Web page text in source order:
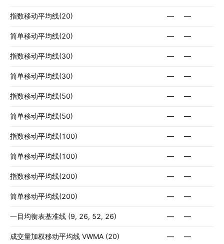
指数移动平均线(20) — —
简单移动平均线(20) — —
指数移动平均线(30) — —
简单移动平均线(30) — —
指数移动平均线(50) — —
简单移动平均线(50) — —
指数移动平均线(100) — —
简单移动平均线(100) — —
指数移动平均线(200) — —
简单移动平均线(200) — —
一目均衡表基准线 (9, 26, 52, 26) — —
成交量加权移动平均线 VWMA (20) — —